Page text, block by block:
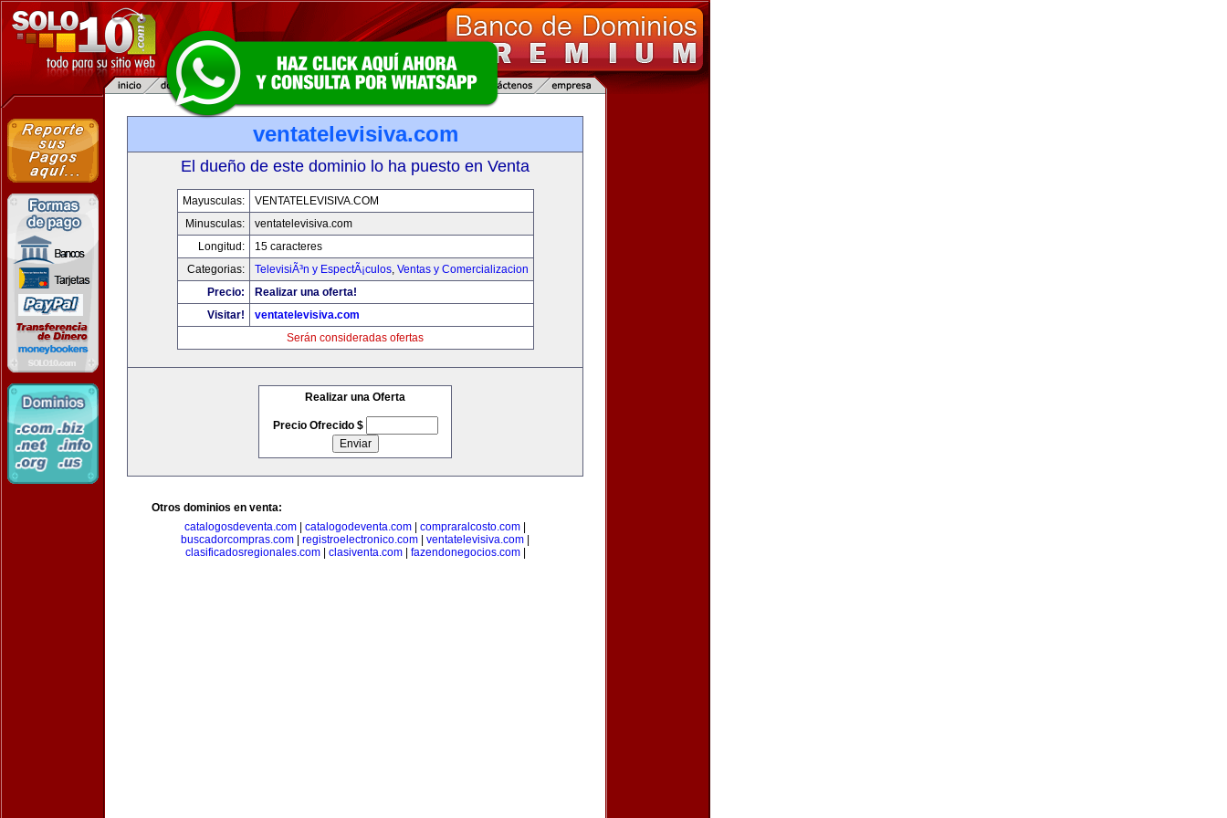
ventatelevisiva.com
El dueño de este dominio lo ha puesto en Venta
Mayusculas:
VENTATELEVISIVA.COM
Minusculas:
ventatelevisiva.com
Longitud:
15 caracteres
Categorias:
TelevisiÃ³n y EspectÃ¡culos, Ventas y Comercializacion
Precio:
Realizar una oferta!
Visitar!
ventatelevisiva.com
Serán consideradas ofertas
Realizar una Oferta
Precio Ofrecido $
Otros dominios en venta:
catalogosdeventa.com
catalogodeventa.com compraralcosto.com
buscadorcompras.com
registroelectronico.com ventatelevisiva.com
clasificadosregionales.com| clasiventa.com| fazendonegocios.com|